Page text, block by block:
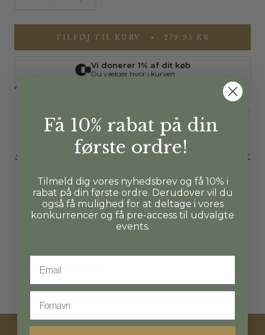
TILFØJ TIL KURV 279,95 KR
4.8/5 Stjerner
hverdage 14 dages returret OEKO-
Beskrivelse
Produktsikkerhed
Få 10% rabat på din
første ordre!
Tilmeld dig vores nyhedsbrev og få 10% i
rabat på din første ordre. Derudover vil du
også få mulighed for at deltage i vores
konkurrencer og få pre-access til udvalgte
events.